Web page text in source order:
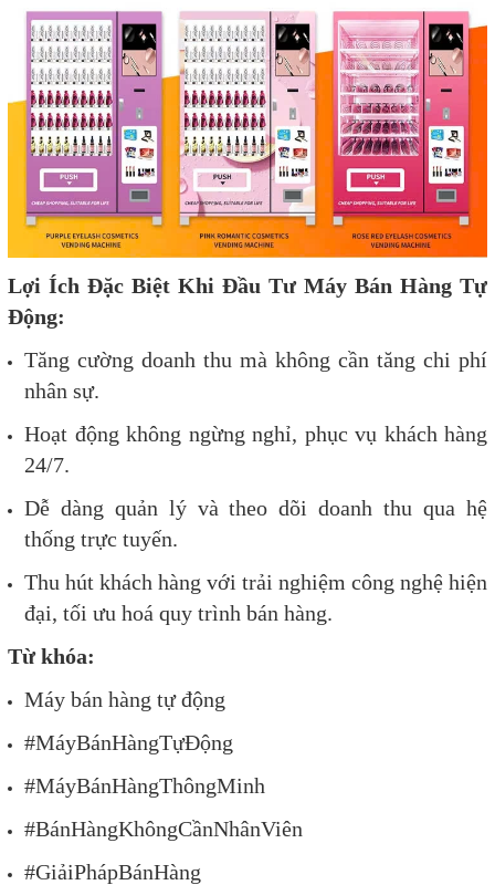
Lợi Ích Đặc Biệt Khi Đầu Tư Máy Bán Hàng Tự
Động:
Tăng cường doanh thu mà không cần tăng chi phí
nhân sự.
Hoạt động không ngừng nghỉ, phục vụ khách hàng
24/7.
Dễ dàng quản lý và theo dõi doanh thu qua hệ
thống trực tuyến.
Thu hút khách hàng với trải nghiệm công nghệ hiện
đại, tối ưu hoá quy trình bán hàng.
Từkhóa:
Máy bán hàng tự động
#MáyBánHàngTựĐộng
#MáyBánHàngThôngMinh
#BánHàngKhôngCầnNhânViên
#GiảiPhápBánHàng